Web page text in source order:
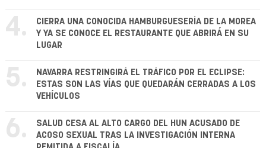
4.
CIERRA UNA CONOCIDA HAMBURGUESERÍA DE LA MOREA
Y YA SE CONOCE EL RESTAURANTE QUE ABRIRÁ EN SU
LUGAR
5.
NAVARRA RESTRINGIRÁ EL TRÁFICO POR EL ECLIPSE:
ESTAS SON LAS VÍAS QUE QUEDARÁN CERRADAS A LOS
VEHÍCULOS
6.
SALUD CESA AL ALTO CARGO DEL HUN ACUSADO DE
ACOSO SEXUAL TRAS LA INVESTIGACIÓN INTERNA